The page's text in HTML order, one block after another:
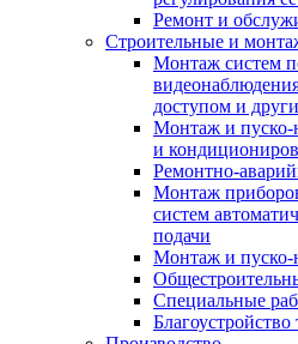
Ремонт и
Строительные и
Монтаж систем
доступом и
Монтаж и пуско-
и
Ремонтно-
Монтаж
систем
подачи
Монтаж и пуско-
Специальные
Благоустройство